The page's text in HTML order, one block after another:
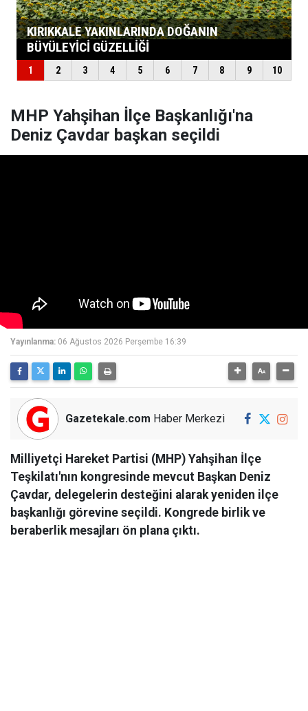
MHP Yahşihan İlçe Başkanlığı'na
Deniz Çavdar başkan seçildi
Yayınlanma: 06 Ağustos 2026 Perşembe 16:39
Gazetekale.com Haber Merkezi
Milliyetçi Hareket Partisi (MHP) Yahşihan İlçe
Teşkilatı'nın kongresinde mevcut Başkan Deniz
Çavdar, delegelerin desteğini alarak yeniden ilçe
başkanlığı görevine seçildi. Kongrede birlik ve
beraberlik mesajları ön plana çıktı.